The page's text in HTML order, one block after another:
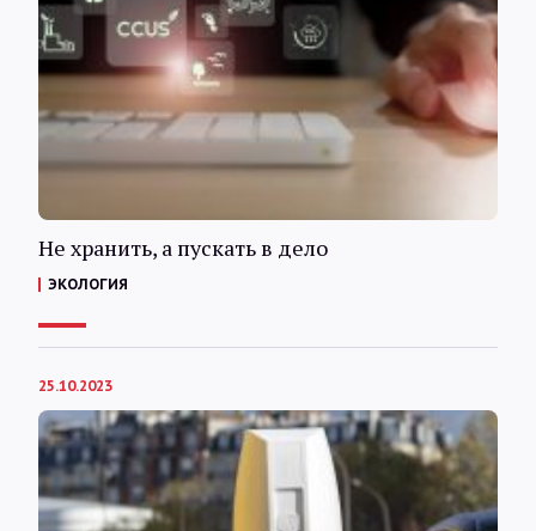
Не хранить, а пускать в дело
ЭКОЛОГИЯ
25.10.2023